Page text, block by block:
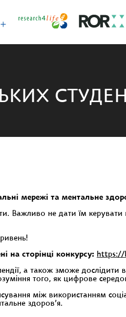
мережі та ментальне
Важливо не дати їм керувати
на сторінці конкурсу: https://
а також зможе
того, як цифрове
між використанням
здоров’я.